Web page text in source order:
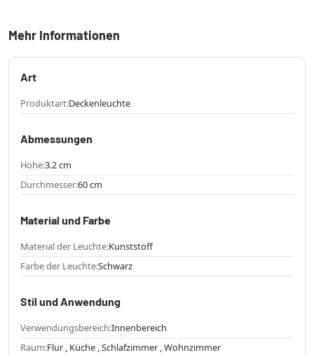
Mehr Informationen
Art
Produktart:Deckenleuchte
Abmessungen
Höhe:3.2 cm
Durchmesser:60 cm
Material und Farbe
Material der Leuchte:Kunststoff
Farbe der Leuchte:Schwarz
Stil und Anwendung
Verwendungsbereich:Innenbereich
Raum:Flur , Küche , Schlafzimmer , Wohnzimmer